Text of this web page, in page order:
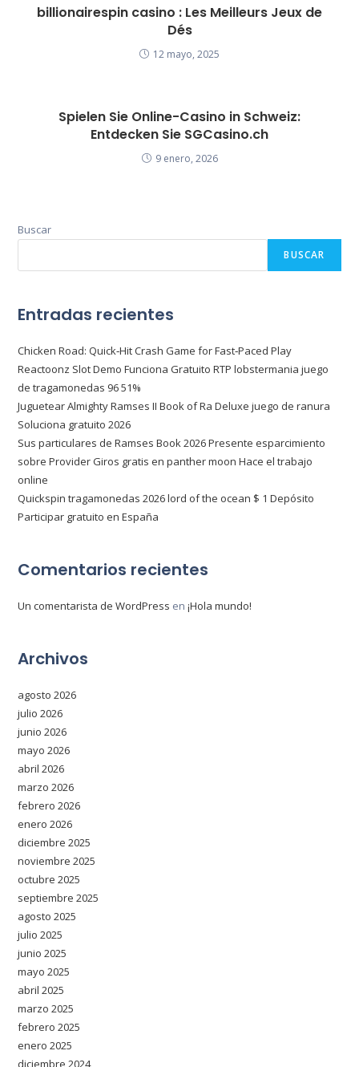
billionairespin casino : Les Meilleurs Jeux de
Dés
12 mayo, 2025
Spielen Sie Online-Casino in Schweiz:
Entdecken Sie SGCasino.ch
9 enero, 2026
Buscar
BUSCAR
Entradas recientes
Chicken Road: Quick‑Hit Crash Game for Fast‑Paced Play
Reactoonz Slot Demo Funciona Gratuito RTP lobstermania juego
de tragamonedas 96 51%
Juguetear Almighty Ramses II Book of Ra Deluxe juego de ranura
Soluciona gratuito 2026
Sus particulares de Ramses Book 2026 Presente esparcimiento
sobre Provider Giros gratis en panther moon Hace el trabajo
online
Quickspin tragamonedas 2026 lord of the ocean $ 1 Depósito
Participar gratuito en España
Comentarios recientes
Un comentarista de WordPress en¡Hola mundo!
Archivos
agosto 2026
julio 2026
junio 2026
mayo 2026
abril 2026
marzo 2026
febrero 2026
enero 2026
diciembre 2025
noviembre 2025
octubre 2025
septiembre 2025
agosto 2025
julio 2025
junio 2025
mayo 2025
abril 2025
marzo 2025
febrero 2025
enero 2025
diciembre 2024